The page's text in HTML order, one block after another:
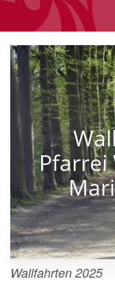
Pfarrei
Wallfahrten 2025